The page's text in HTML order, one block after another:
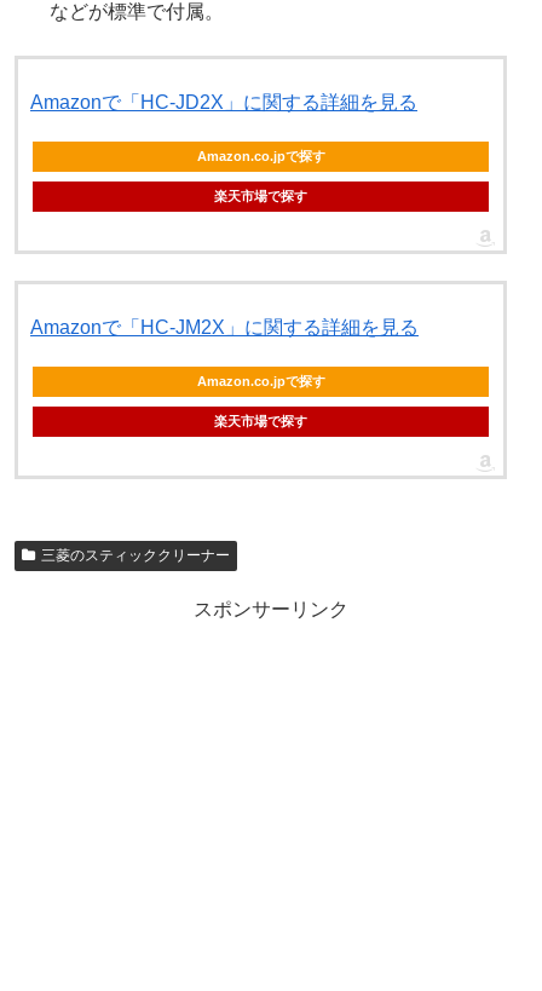
などが標準で付属。
Amazonで「HC-JD2X」に関する詳細を見る
Amazon.co.jpで探す
楽天市場で探す
Amazonで「HC-JM2X」に関する詳細を見る
Amazon.co.jpで探す
楽天市場で探す
三菱のスティッククリーナー
スポンサーリンク